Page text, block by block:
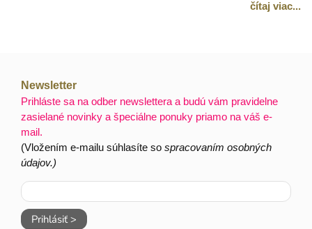
čítaj viac...
Newsletter
Prihláste sa na odber newslettera a budú vám pravidelne
zasielané novinky a špeciálne ponuky priamo na váš e-
mail.
(Vložením e-mailu súhlasíte sospracovaním osobných
údajov.)
Prihlásiť >